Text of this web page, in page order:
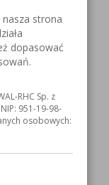
MOST
spawalniczej
MOST
strona
dopasować
RHC Sp. z
951-19-98-
osobowych: